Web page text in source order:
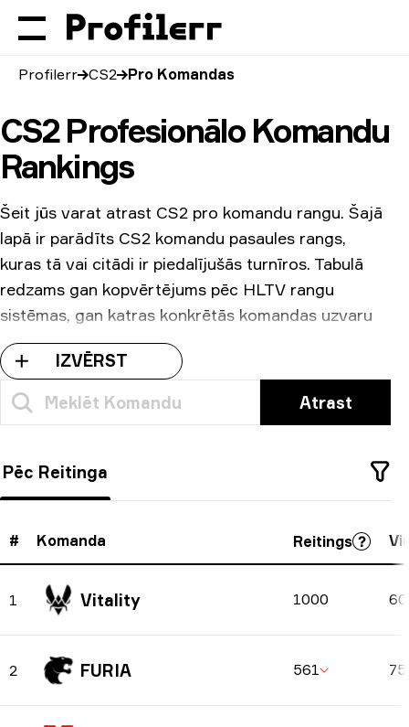
Profilerr CS2 Pro Komandas
CS2 Profesionālo Komandu
Rankings
Šeit jūs varat atrast СS2 pro komandu rangu. Šajā
lapā ir parādīts CS2 komandu pasaules rangs,
kuras tā vai citādi ir piedalījušās turnīros. Tabulā
redzams gan kopvērtējums pēc HLTV rangu
sistēmas, gan katras konkrētās komandas uzvaru
procents. Varat arī redzēt nogalināto un nāves
attiecību, kopējo nopelnīto naudas balvu summu un
karti, kurā konkrētajam sastāvam veicās vislabāk.
Turklāt šeit jūs varat atrast komandas pretiniekus
vai zaudēja spēli. Varat tos filtrēt pēc valsts vai
izmantot meklēšanu, ja meklējat konkrētu komandu.
IZVĒRST
Atrast
Pēc Reitinga
# Komanda Reitings
1 Vitality 1000
2 FURIA 561